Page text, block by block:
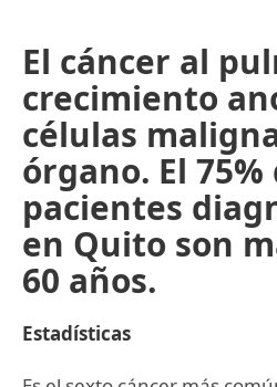
El cáncer al
crecimiento
células
órgano. El 75%
pacientes
en Quito son
60 años.
Estadísticas